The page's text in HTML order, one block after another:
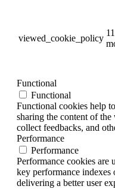
viewed_cookie_policy
11
Functional
Functional
Functional cookies help
sharing the content of
collect feedbacks, and
Performance
Performance
Performance cookies are
key performance
delivering a better user